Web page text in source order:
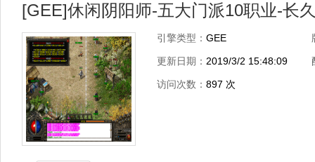
[GEE]休闲阴阳师-五大门派10职业-长
引擎类型： GEE
更新日期： 2019/3/2 15:48:09
访问次数： 897 次